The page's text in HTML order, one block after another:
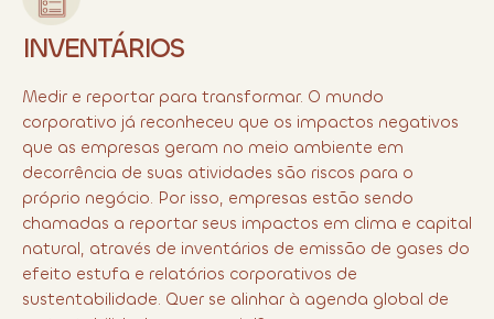
INVENTÁRIOS
Medir e reportar para transformar. O mundo
corporativo já reconheceu que os impactos negativos
que as empresas geram no meio ambiente em
decorrência de suas atividades são riscos para o
próprio negócio. Por isso, empresas estão sendo
chamadas a reportar seus impactos em clima e capital
natural, através de inventários de emissão de gases do
efeito estufa e relatórios corporativos de
sustentabilidade. Quer se alinhar à agenda global de